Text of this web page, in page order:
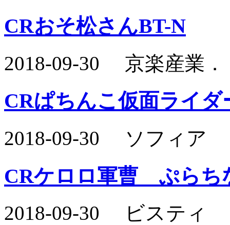
CRおそ松さんBT-N
2018-09-30 京楽産業
CRぱちんこ仮面ライダ
2018-09-30 ソフィア
CRケロロ軍曹 ぷらち
2018-09-30 ビスティ